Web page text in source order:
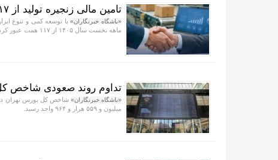
تامین مالی زنجیره تولید از ۱۱۷ همت عبور کرد
«باشگاه خبرنگاران»
ماهه نخست سال ۱۴۰۵ از ۱۱۷ همت عبور کرد.
تداوم روند صعودی شاخص
«باشگاه خبرنگاران»
میلیون و ۵۵۹ هزار و ۹۶۴ واحد رسید.